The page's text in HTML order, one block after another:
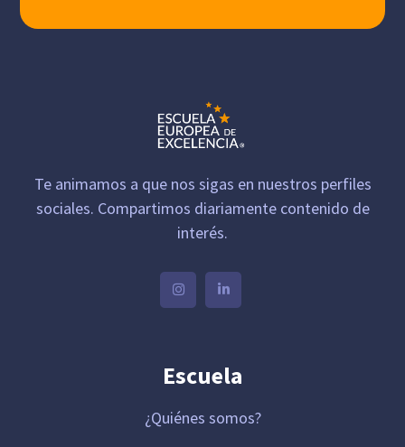
Te animamos a que nos sigas en nuestros perfiles
sociales. Compartimos diariamente contenido de
interés.
Escuela
¿Quiénes somos?